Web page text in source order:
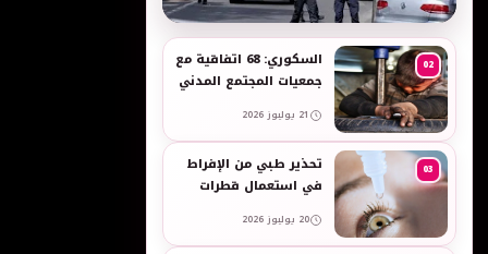
به
02
السكوري: 68 اتفاقية مع
جمعيات المجتمع المدني
والنساء في العمل
21 يوليوز 2026
03
تحذير طبي من الإفراط
في استعمال قطرات
المضيقة للأوعية
20 يوليوز 2026